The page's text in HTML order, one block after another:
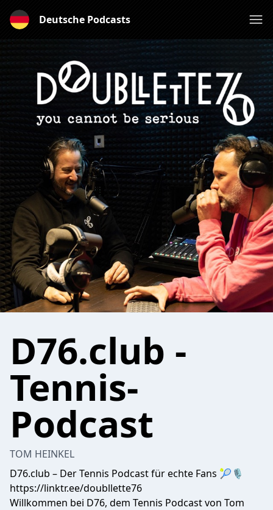
Deutsche Podcasts
D76.club -
Tennis-
Podcast
TOM HEINKEL
D76.club – Der Tennis Podcast für echte Fans 🎾🎙
https://linktr.ee/doubllette76
Willkommen bei D76, dem Tennis Podcast von Tom